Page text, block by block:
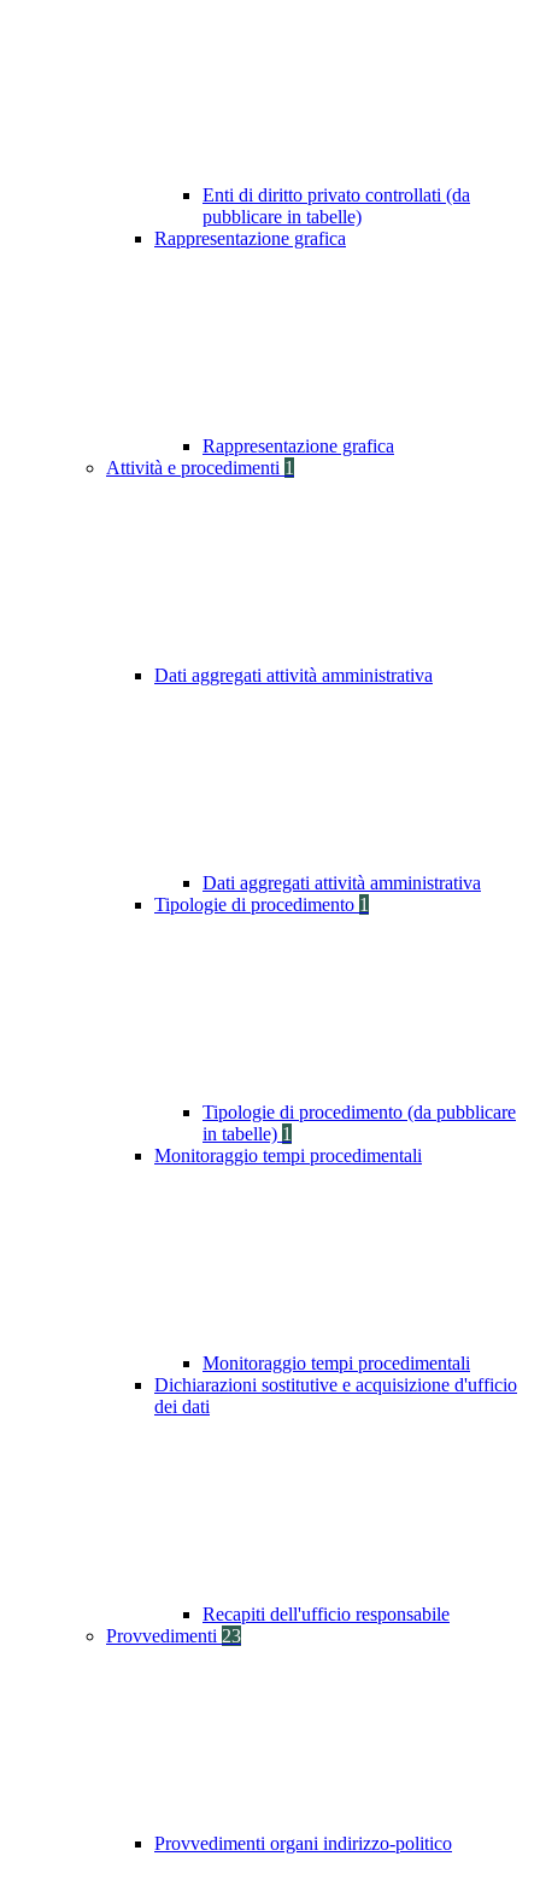
Enti di diritto privato controllati (da
pubblicare in tabelle)
Rappresentazione grafica
Rappresentazione grafica
Attività e procedimenti 1
Dati aggregati attività amministrativa
Dati aggregati attività amministrativa
Tipologie di procedimento 1
Tipologie di procedimento (da pubblicare
in tabelle) 1
Monitoraggio tempi procedimentali
Monitoraggio tempi procedimentali
Dichiarazioni sostitutive e acquisizione d'ufficio
dei dati
Recapiti dell'ufficio responsabile
Provvedimenti 23
Provvedimenti organi indirizzo-politico